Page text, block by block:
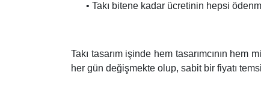
• Takı bitene kadar ücretinin hepsi
Takı tasarım işinde hem tasarımcının
her gün değişmekte olup, sabit bir fiyatı